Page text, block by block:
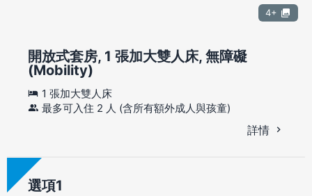
4+
開放式套房, 1 張加大雙人床, 無障礙
(Mobility)
1 張加大雙人床
最多可入住 2 人 (含所有額外成人與孩童)
詳情
選項